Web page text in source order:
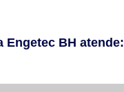
Engetec BH atende: